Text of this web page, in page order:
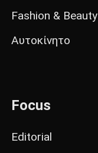
Fashion & Beauty
Αυτοκίνητο
Focus
Editorial